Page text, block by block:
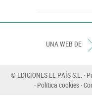
UNA WEB DE
© EDICIONES EL PAÍS S.L.
Política cookies